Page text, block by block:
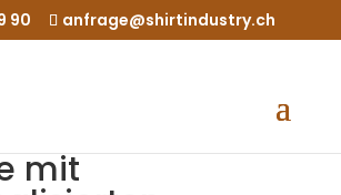
90 anfrage@shirtindustry.ch
mit